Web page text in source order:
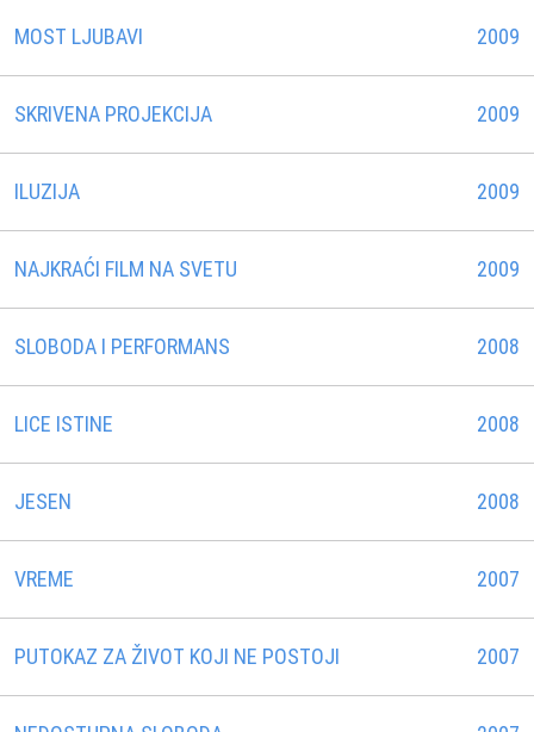
MOST LJUBAVI 2009
SKRIVENA PROJEKCIJA 2009
ILUZIJA 2009
NAJKRAĆI FILM NA SVETU 2009
SLOBODA I PERFORMANS 2008
LICE ISTINE 2008
JESEN 2008
VREME 2007
PUTOKAZ ZA ŽIVOT KOJI NE POSTOJI 2007